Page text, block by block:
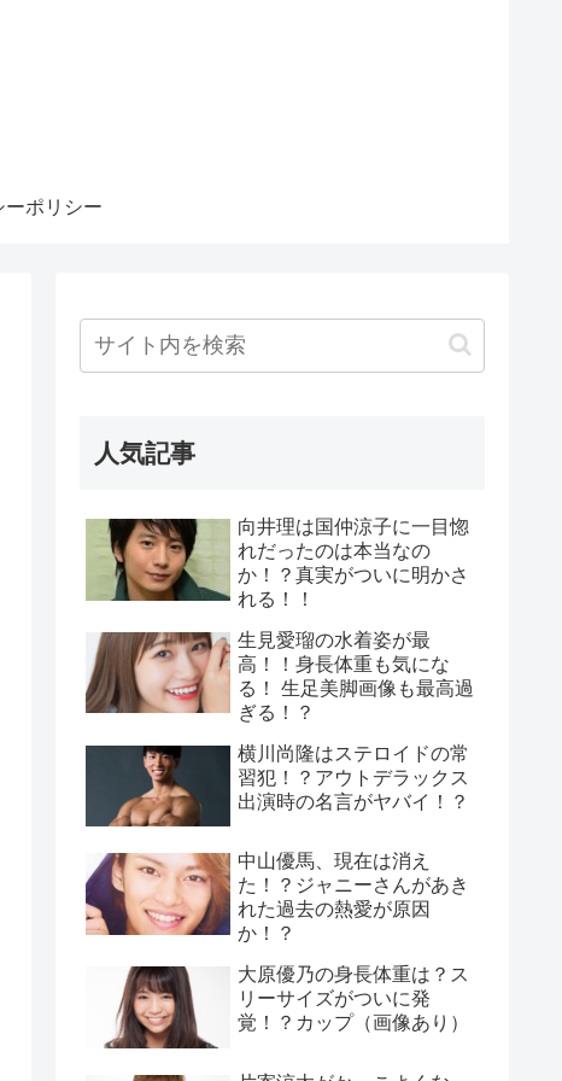
ーポリシー
人気記事
向井理は国仲涼子に一目惚
れだったのは本当なの
か！？真実がついに明かさ
れる！！
生見愛瑠の水着姿が最
高！！身長体重も気にな
る！ 生足美脚画像も最高過
ぎる！？
横川尚隆はステロイドの常
習犯！？アウトデラックス
出演時の名言がヤバイ！？
中山優馬、現在は消え
た！？ジャニーさんがあき
れた過去の熱愛が原因
か！？
大原優乃の身長体重は？ス
リーサイズがついに発
覚！？カップ（画像あり）